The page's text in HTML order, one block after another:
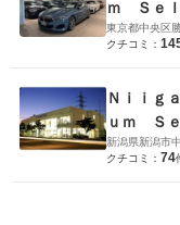
ｍ Ｓｅ
東京都中央区
クチコミ：
Ｎｉｉｇ
ｕｍ Ｓ
新潟県新潟市
クチコミ： 74